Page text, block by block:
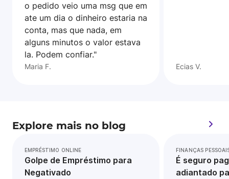
o pedido veio uma msg que em
ate um dia o dinheiro estaria na
conta, mas que nada, em
alguns minutos o valor estava
la. Podem confiar."
Maria F. Ecias V.
Explore mais no blog
EMPRÉSTIMO ONLINE
Golpe de Empréstimo para
Negativado
FINANÇAS
É seguro
adiantado